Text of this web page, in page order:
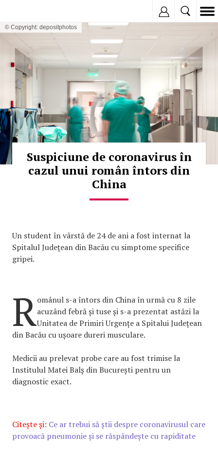
© Copyright: depositphotos
Suspiciune de coronavirus în
cazul unui român întors din
China
Un student în vârstă de 24 de ani a fost internat la
Spitalul Județean din Bacău cu simptome specifice
gripei.
Românul s-a întors din China în urmă cu 8 zile
acuzând febră și tuse și s-a prezentat astăzi la
Unitatea de Primiri Urgențe a Spitalui Județean
din Bacău cu ușoare dureri musculare.
Medicii au prelevat probe care au fost trimise la
Institulul Matei Balș din București pentru un
diagnostic exact.
Citește și: Ce ar trebui să știi despre coronavirusul care
provoacă pneumonie și se răspândește cu rapiditate